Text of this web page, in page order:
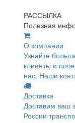
РАССЫЛКА
Полезная
О компании
Узнайте
клиенты и
нас. Наши
Доставка
Доставим ваш
России